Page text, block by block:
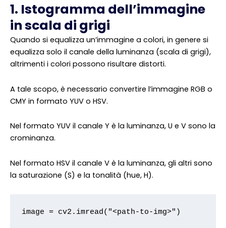
1. Istogramma dell’immagine
in scala di grigi
Quando si equalizza un’immagine a colori, in genere si
equalizza solo il canale della luminanza (scala di grigi),
altrimenti i colori possono risultare distorti.
A tale scopo, è necessario convertire l’immagine RGB o
CMY in formato YUV o HSV.
Nel formato YUV il canale Y è la luminanza, U e V sono la
crominanza.
Nel formato HSV il canale V è la luminanza, gli altri sono
la saturazione (S) e la tonalità (hue, H).
image = cv2.imread("<path-to-img>")